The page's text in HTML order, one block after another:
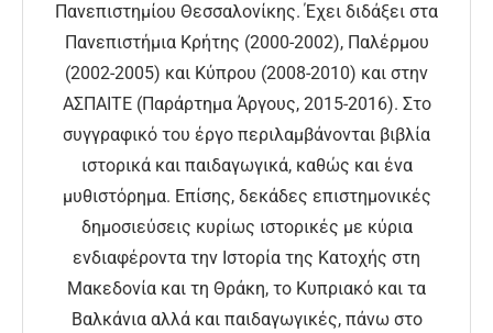
Πανεπιστημίου Θεσσαλονίκης. Έχει διδάξει στα
Πανεπιστήμια Κρήτης (2000-2002), Παλέρμου
(2002-2005) και Κύπρου (2008-2010) και στην
ΑΣΠΑΙΤΕ (Παράρτημα Άργους, 2015-2016). Στο
συγγραφικό του έργο περιλαμβάνονται βιβλία
ιστορικά και παιδαγωγικά, καθώς και ένα
μυθιστόρημα. Επίσης, δεκάδες επιστημονικές
δημοσιεύσεις κυρίως ιστορικές με κύρια
ενδιαφέροντα την Ιστορία της Κατοχής στη
Μακεδονία και τη Θράκη, το Κυπριακό και τα
Βαλκάνια αλλά και παιδαγωγικές, πάνω στο